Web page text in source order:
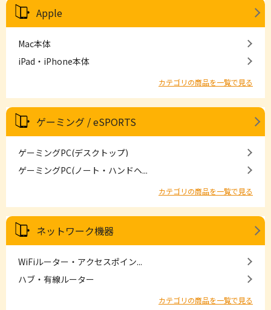
Apple
Mac本体
iPad・iPhone本体
カテゴリの商品を一覧で見る
ゲーミング / eSPORTS
ゲーミングPC(デスクトップ)
ゲーミングPC(ノート・ハンドヘ...
カテゴリの商品を一覧で見る
ネットワーク機器
WiFiルーター・アクセスポイン...
ハブ・有線ルーター
カテゴリの商品を一覧で見る